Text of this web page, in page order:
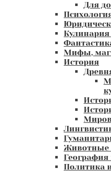
Для
Мифы,
История
Животные
Политика